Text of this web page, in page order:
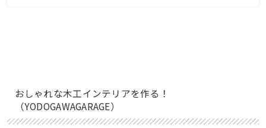
おしゃれな木工インテリアを作る！
（YODOGAWAGARAGE）